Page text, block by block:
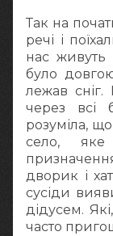
Так на
речі і
нас живуть
було
лежав
через всі
розуміла,
село,
дворик і
сусіди
дідусем.
часто